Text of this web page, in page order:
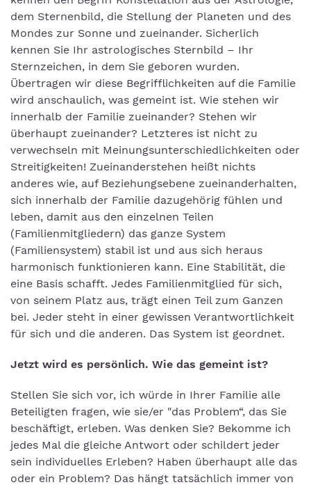
dem Sternenbild, die Stellung der Planeten und des
Mondes zur Sonne und zueinander. Sicherlich
kennen Sie Ihr astrologisches Sternbild – Ihr
Sternzeichen, in dem Sie geboren wurden.
Übertragen wir diese Begrifflichkeiten auf die Familie
wird anschaulich, was gemeint ist. Wie stehen wir
innerhalb der Familie zueinander? Stehen wir
überhaupt zueinander? Letzteres ist nicht zu
verwechseln mit Meinungsunterschiedlichkeiten oder
Streitigkeiten! Zueinanderstehen heißt nichts
anderes wie, auf Beziehungsebene zueinanderhalten,
sich innerhalb der Familie dazugehörig fühlen und
leben, damit aus den einzelnen Teilen
(Familienmitgliedern) das ganze System
(Familiensystem) stabil ist und aus sich heraus
harmonisch funktionieren kann. Eine Stabilität, die
eine Basis schafft. Jedes Familienmitglied für sich,
von seinem Platz aus, trägt einen Teil zum Ganzen
bei. Jeder steht in einer gewissen Verantwortlichkeit
für sich und die anderen. Das System ist geordnet.
Jetzt wird es persönlich. Wie das gemeint ist?
Stellen Sie sich vor, ich würde in Ihrer Familie alle
Beteiligten fragen, wie sie/er "das Problem“, das Sie
beschäftigt, erleben. Was denken Sie? Bekomme ich
jedes Mal die gleiche Antwort oder schildert jeder
sein individuelles Erleben? Haben überhaupt alle das
oder ein Problem? Das hängt tatsächlich immer von